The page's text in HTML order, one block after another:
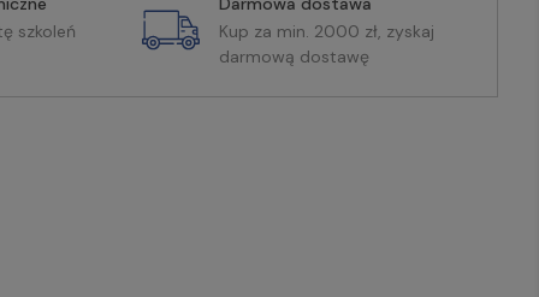
szkoleń
Kup za min. 2000 zł, zyskaj
darmową dostawę